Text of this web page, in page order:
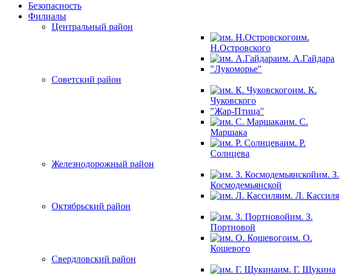
Безопасность
Филиалы
Центральный район
им.
Н.Островского
им. А.Гайдара
"Лукоморье"
Советский район
им. К.
Чуковского
"Жар-Птица"
им. С.
Маршака
им. Р.
Солнцева
Железнодорожный район
им. З.
Космодемьянской
им. Л. Кассиля
Октябрьский район
им. З.
Портновой
им. О.
Кошевого
Свердловский район
им. Г. Щукина